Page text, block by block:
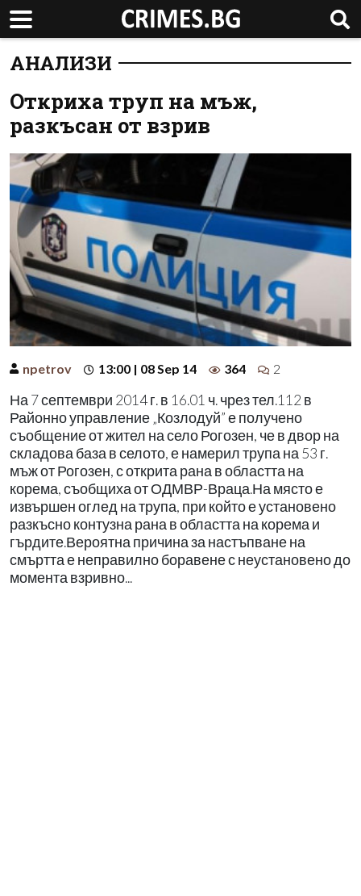
АНАЛИЗИ
Откриха труп на мъж,
разкъсан от взрив
npetrov 13:00 | 08 Sep 14 364 2
На 7 септември 2014 г. в 16.01 ч. чрез тел.112 в
Районно управление „Козлодуй” е получено
съобщение от жител на село Рогозен, че в двор на
складова база в селото, е намерил трупа на 53 г.
мъж от Рогозен, с открита рана в областта на
корема, съобщиха от ОДМВР-Враца.На място е
извършен оглед на трупа, при който е установено
разкъсно контузна рана в областта на корема и
гърдите.Вероятна причина за настъпване на
смъртта е неправилно боравене с неустановено до
момента взривно...